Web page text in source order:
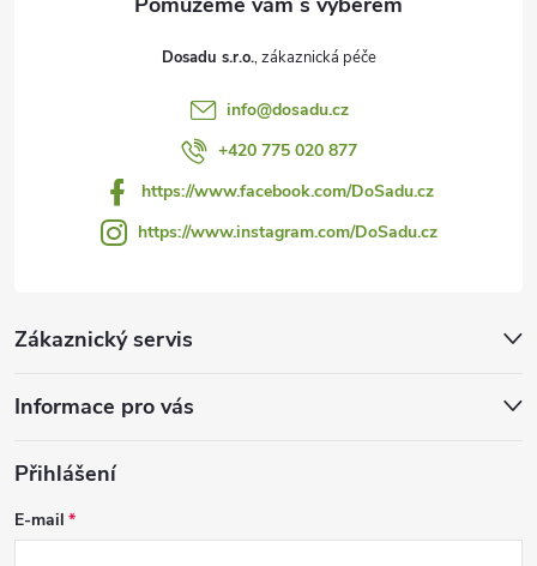
Zákaznický servis
Informace pro vás
Dosadu s.r.o.
info@dosadu.cz
+420 775 020 877
https://www.facebook.com/DoSadu.cz
https://www.instagram.com/DoSadu.cz
Přihlášení
E-mail